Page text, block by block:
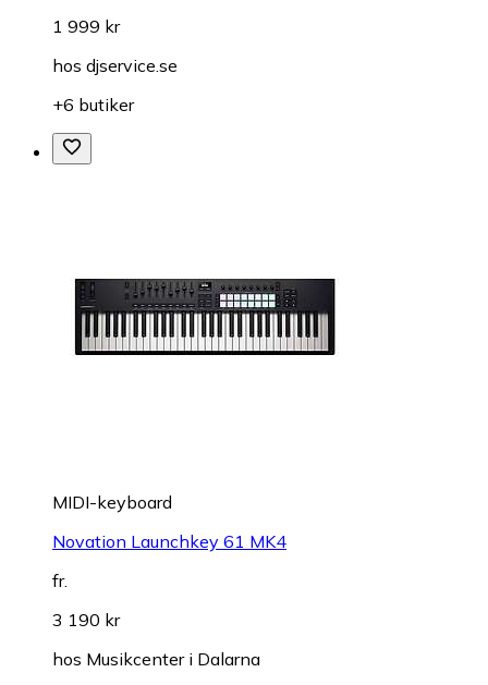
1 999 kr
hos djservice.se
+6 butiker
MIDI-keyboard
Novation Launchkey 61 MK4
fr.
3 190 kr
hos Musikcenter i Dalarna